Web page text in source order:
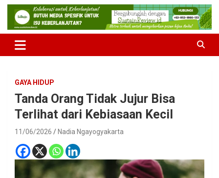
MulaMula
Medianya para Gen Z
GAYA HIDUP
Tanda Orang Tidak Jujur Bisa
Terlihat dari Kebiasaan Kecil
11/06/2026 Nadia Ngayogyakarta